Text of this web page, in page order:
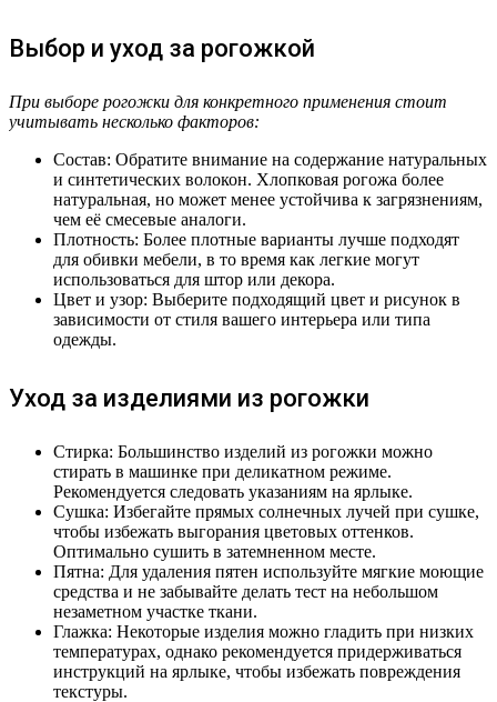
Выбор и уход за рогожкой
При выборе рогожки для конкретного применения стоит
учитывать несколько факторов:
Состав: Обратите внимание на содержание натуральных
и синтетических волокон. Хлопковая рогожа более
натуральная, но может менее устойчива к загрязнениям,
чем её смесевые аналоги.
Плотность: Более плотные варианты лучше подходят
для обивки мебели, в то время как легкие могут
использоваться для штор или декора.
Цвет и узор: Выберите подходящий цвет и рисунок в
зависимости от стиля вашего интерьера или типа
одежды.
Уход за изделиями из рогожки
Стирка: Большинство изделий из рогожки можно
стирать в машинке при деликатном режиме.
Рекомендуется следовать указаниям на ярлыке.
Сушка: Избегайте прямых солнечных лучей при сушке,
чтобы избежать выгорания цветовых оттенков.
Оптимально сушить в затемненном месте.
Пятна: Для удаления пятен используйте мягкие моющие
средства и не забывайте делать тест на небольшом
незаметном участке ткани.
Глажка: Некоторые изделия можно гладить при низких
температурах, однако рекомендуется придерживаться
инструкций на ярлыке, чтобы избежать повреждения
текстуры.